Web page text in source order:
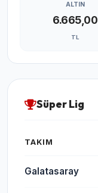
ALTIN
6.665,00
TL
Süper Lig
TAKIM
Galatasaray